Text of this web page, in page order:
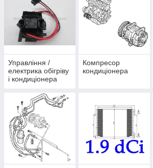
Управління /
електрика обігріву
і кондиціонера
Компресор
кондиціонера